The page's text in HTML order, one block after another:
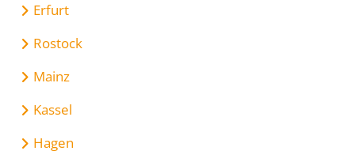
Erfurt
Rostock
Mainz
Kassel
Hagen